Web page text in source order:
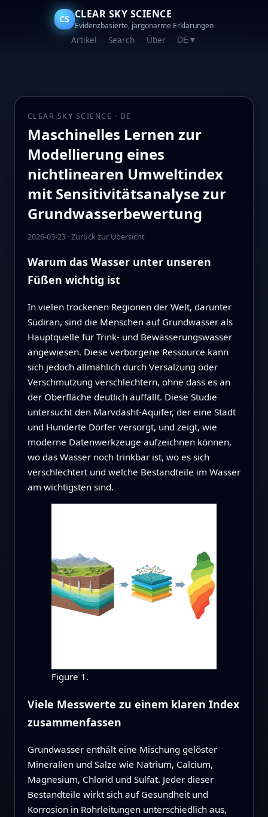
CS CLEAR SKY SCIENCE
Evidenzbasierte, jargonarme Erklärungen
Artikel Search Über DE▼
CLEAR SKY SCIENCE · DE
Maschinelles Lernen zur
Modellierung eines
nichtlinearen Umweltindex
mit Sensitivitätsanalyse zur
Grundwasserbewertung
2026-03-23·Zurück zur Übersicht
Warum das Wasser unter unseren
Füßen wichtig ist
In vielen trockenen Regionen der Welt, darunter
Südiran, sind die Menschen auf Grundwasser als
Hauptquelle für Trink- und Bewässerungswasser
angewiesen. Diese verborgene Ressource kann
sich jedoch allmählich durch Versalzung oder
Verschmutzung verschlechtern, ohne dass es an
der Oberfläche deutlich auffällt. Diese Studie
untersucht den Marvdasht-Aquifer, der eine Stadt
und Hunderte Dörfer versorgt, und zeigt, wie
moderne Datenwerkzeuge aufzeichnen können,
wo das Wasser noch trinkbar ist, wo es sich
verschlechtert und welche Bestandteile im Wasser
am wichtigsten sind.
Figure 1.
Viele Messwerte zu einem klaren Index
zusammenfassen
Grundwasser enthält eine Mischung gelöster
Mineralien und Salze wie Natrium, Calcium,
Magnesium, Chlorid und Sulfat. Jeder dieser
Bestandteile wirkt sich auf Gesundheit und
Korrosion in Rohrleitungen unterschiedlich aus,